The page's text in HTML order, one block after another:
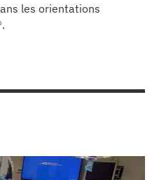
les orientations